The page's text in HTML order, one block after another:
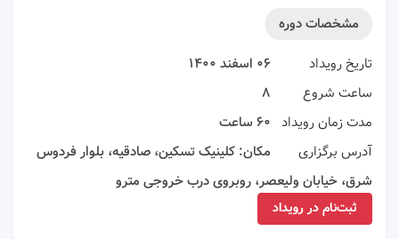
مشخصات دوره
تاریخ رویداد
۰۶ اسفند ۱۴۰۰
ساعت شروع
۸
مدت زمان رویداد ۶۰ ساعت
آدرس برگزاری
مکان: کلینیک تسکین، صادقیه، بلوار فردوس
شرق، خیابان ولیعصر، روبروی درب خروجی مترو
ثبت‌نام در رویداد